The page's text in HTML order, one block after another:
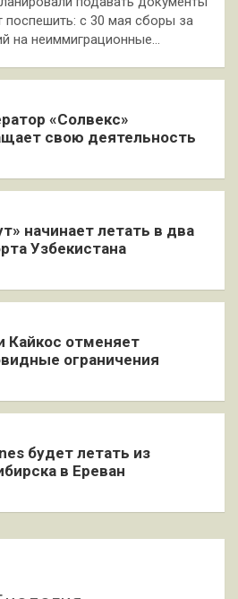
поспешить: с 30 мая сборы за
на неиммиграционные…
«Солвекс»
свою деятельность
начинает летать в два
Узбекистана
Кайкос отменяет
ограничения
будет летать из
в Ереван